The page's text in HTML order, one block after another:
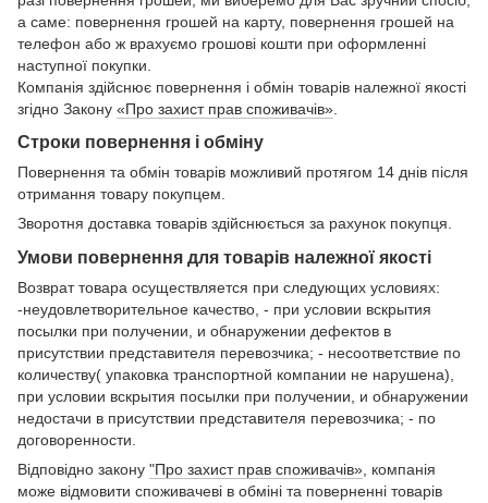
а саме: повернення грошей на карту, повернення грошей на
телефон або ж врахуємо грошові кошти при оформленні
наступної покупки.
Компанія здійснює повернення і обмін товарів належної якості
згідно Закону «Про захист прав споживачів»
Строки повернення і обміну
Повернення та обмін товарів можливий протягом 14 днів після
отримання товару покупцем.
Зворотня доставка товарів здійснюється за рахунок покупця.
Умови повернення для товарів належної якості
Возврат товара осуществляется при следующих условиях:
-неудовлетворительное качество, - при условии вскрытия
посылки при получении, и обнаружении дефектов в
присутствии представителя перевозчика; - несоответствие по
количеству( упаковка транспортной компании не нарушена),
при условии вскрытия посылки при получении, и обнаружении
недостачи в присутствии представителя перевозчика; - по
договоренности.
Відповідно закону "Про захист прав споживачів» , компанія
може відмовити споживачеві в обміні та поверненні товарів